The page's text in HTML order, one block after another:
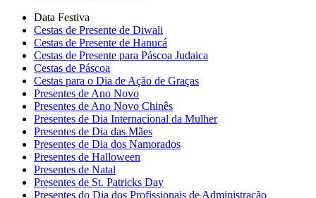
Data Festiva
Cestas de Presente de Diwali
Cestas de Presente de Hanucá
Cestas de Presente para Páscoa Judaica
Cestas de Páscoa
Cestas para o Dia de Ação de Graças
Presentes de Ano Novo
Presentes de Ano Novo Chinês
Presentes de Dia Internacional da Mulher
Presentes de Dia das Mães
Presentes de Dia dos Namorados
Presentes de Halloween
Presentes de Natal
Presentes de St. Patricks Day
Presentes do Dia dos Profissionais de Administração